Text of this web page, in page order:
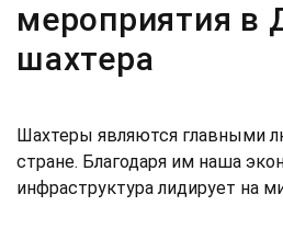
мероприятия в
шахтера
Шахтеры являются главными
стране. Благодаря им наша
инфраструктура лидирует на